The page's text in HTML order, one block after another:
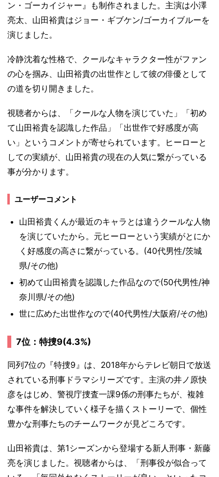
ン・ゴーカイジャー』も制作されました。主演は小澤
亮太、山田裕貴はジョー・ギブケン/ゴーカイブルーを
演じました。
冷静沈着な性格で、クールなキャラクター性がファン
の心を掴み、山田裕貴の出世作として彼の俳優として
の道を切り開きました。
視聴者からは、「クールな人物を演じていた」「初め
て山田裕貴を認識した作品」「出世作で好感度が高
い」というコメントが寄せられています。ヒーローと
しての実績が、山田裕貴の現在の人気に繋がっている
事が分かります。
ユーザーコメント
山田裕貴くんが最近のキャラとは違うクールな人物
を演じていたから。元ヒーローという実績がとにか
く好感度の高さに繋がっている。(40代男性/茨城
県/その他)
初めて山田裕貴を認識した作品なので(50代男性/神
奈川県/その他)
世に広めた出世作なので(40代男性/大阪府/その他)
7位：特捜9(4.3%)
同列7位の『特捜9』は、2018年からテレビ朝日で放送
されている刑事ドラマシリーズです。主演の井ノ原快
彦をはじめ、警視庁捜査一課9係の刑事たちが、複雑
な事件を解決していく様子を描くストーリーで、個性
豊かな刑事たちのチームワークが見どころです。
山田裕貴は、第1シーズンから登場する新人刑事・新藤
亮を演じました。視聴者からは、「刑事役が似合って